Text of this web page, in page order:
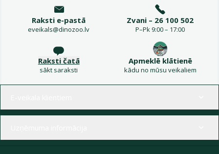
Raksti e-pastā
eveikals@dinozoo.lv
Zvani – 26 100 502
P–Pk 9:00 – 17:00
Raksti čatā
sākt saraksti
Apmeklē klātienē
kādu no mūsu veikaliem